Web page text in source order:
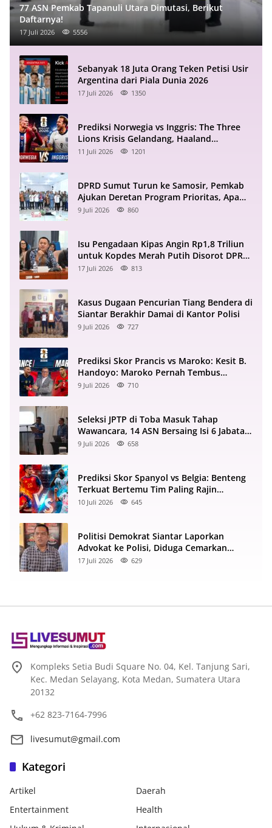
77 ASN Pemkab Tapanuli Utara Dimutasi, Berikut
Daftarnya!
17 Juli 2026 5556
Sebanyak 18 Juta Orang Teken Petisi Usir
Argentina dari Piala Dunia 2026
17 Juli 2026 1350
Prediksi Norwegia vs Inggris: The Three
Lions Krisis Gelandang, Haaland
Mengintai
11 Juli 2026 1201
DPRD Sumut Turun ke Samosir, Pemkab
Ajukan Deretan Program Prioritas, Apa
Saja?
9 Juli 2026 860
Isu Pengadaan Kipas Angin Rp1,8 Triliun
untuk Kopdes Merah Putih Disorot DPR
RI
17 Juli 2026 813
Kasus Dugaan Pencurian Tiang Bendera di
Siantar Berakhir Damai di Kantor Polisi
9 Juli 2026 727
Prediksi Skor Prancis vs Maroko: Kesit B.
Handoyo: Maroko Pernah Tembus
Semifinal 2022
9 Juli 2026 710
Seleksi JPTP di Toba Masuk Tahap
Wawancara, 14 ASN Bersaing Isi 6 Jabatan
Strategis
9 Juli 2026 658
Prediksi Skor Spanyol vs Belgia: Benteng
Terkuat Bertemu Tim Paling Rajin
Menyerang
10 Juli 2026 645
Politisi Demokrat Siantar Laporkan
Advokat ke Polisi, Diduga Cemarkan
Nama Baik di Facebook
17 Juli 2026 629
Kompleks Setia Budi Square No. 04, Kel. Tanjung Sari,
Kec. Medan Selayang, Kota Medan, Sumatera Utara
20132
+62 823-7164-7996
livesumut@gmail.com
Kategori
Artikel
Daerah
Entertainment
Health